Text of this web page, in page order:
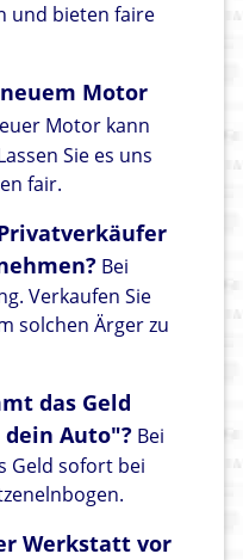
und bieten faire
Motor
Motor kann
Sie es uns
fair.
Bei
Verkaufen Sie
solchen Ärger zu
das Geld
Auto"? Bei
Geld sofort bei
Werkstatt vor